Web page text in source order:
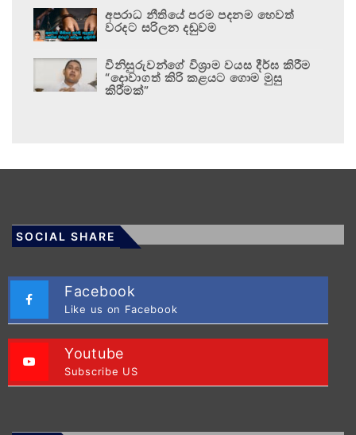
අපරාධ නීතියේ පරම පදනම හෙවත්
වරදට සරිලන දඬුවම
විනිසුරුවන්ගේ විශ්‍රාම වයස දීර්ඝ කිරීම
“දොවාගත් කිරි කළයට ගොම මුසු
කිරීමක්”
SOCIAL SHARE
Facebook
Like us on Facebook
Youtube
Subscribe US